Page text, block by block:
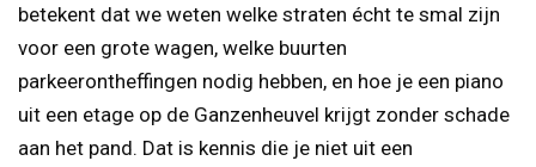
betekent dat we weten welke straten écht te smal zijn
voor een grote wagen, welke buurten
parkeerontheffingen nodig hebben, en hoe je een piano
uit een etage op de Ganzenheuvel krijgt zonder schade
aan het pand. Dat is kennis die je niet uit een